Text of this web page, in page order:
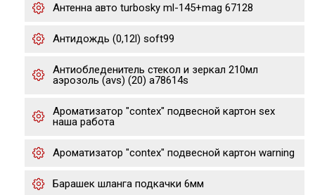
Антенна авто turbosky ml-145+mag 67128
Антидождь (0,12l) soft99
Антиобледенитель стекол и зеркал 210мл
аэрозоль (avs) (20) a78614s
Ароматизатор "contex" подвесной картон sex
наша работа
Ароматизатор "contex" подвесной картон warning
Барашек шланга подкачки 6мм